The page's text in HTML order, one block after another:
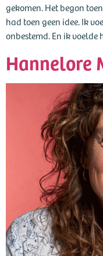
gekomen. Het begon
had toen geen idee. Ik
onbestemd. En ik
Hannelore